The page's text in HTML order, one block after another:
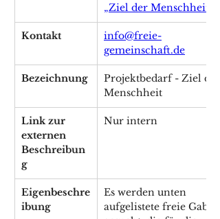
„Ziel der Menschheit“
Kontakt
info@freie-
gemeinschaft.de
Bezeichnung
Projektbedarf - Ziel der
Menschheit
Link zur
externen
Beschreibun
g
Nur intern
Eigenbeschre
ibung
Es werden unten
aufgelistete freie Gaben